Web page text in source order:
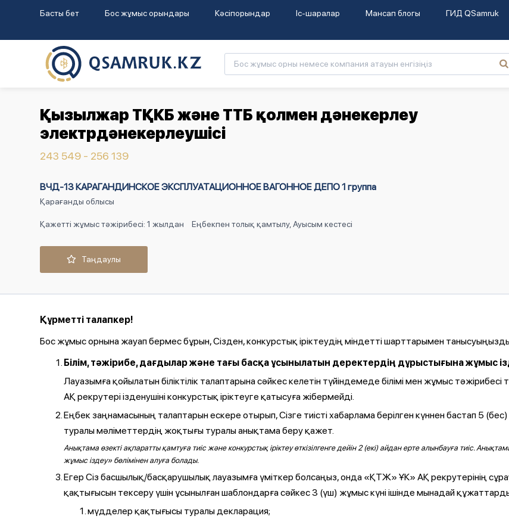
Басты бет Бос жұмыс орындары Кәсіпорындар Іс-шаралар Мансап блогы ГИД QSamruk
Қызылжар ТҚКБ және ТТБ қолмен дәнекерлеу
электрдәнекерлеушісі
243 549 - 256 139
ВЧД-13 КАРАГАНДИНСКОЕ ЭКСПЛУАТАЦИОННОЕ ВАГОННОЕ ДЕПО 1 группа
Қарағанды облысы
Қажетті жұмыс тәжірибесі: 1 жылдан Еңбекпен толық қамтылу, Ауысым кестесі
Таңдаулы
Құрметті талапкер!
Бос жұмыс орнына жауап бермес бұрын, Сізден, конкурстық іріктеудің міндетті шарттарымен
Білім, тәжірибе, дағдылар және тағы басқа ұсынылатын деректердің дұрыстығына жұмыс
Лауазымға қойылатын біліктілік талаптарына сәйкес келетін түйіндемеде білімі мен жұмыс
АҚ рекрутері ізденушіні конкурстық іріктеуге қатысуға жібермейді.
Еңбек заңнамасының талаптарын ескере отырып, Сізге тиісті хабарлама берілген күннен бастап 5
туралы мәліметтердің жоқтығы туралы анықтама беру қажет.
Анықтама өзекті ақпаратты қамтуға тиіс және конкурстық іріктеу өткізілгенге дейін 2 (екі) айдан ерте алынбауға тиіс.
жұмыс іздеу» бөлімінен алуға болады.
Егер Сіз басшылық/басқарушылық лауазымға үміткер болсаңыз, онда «ҚТЖ» ҰК» АҚ рекрутерінің
қақтығысын тексеру үшін ұсынылған шаблондарға сәйкес 3 (үш) жұмыс күні ішінде мынадай
мүдделер қақтығысы туралы декларация;